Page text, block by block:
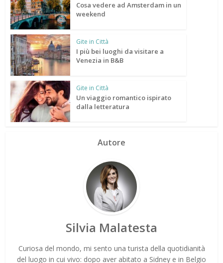
Cosa vedere ad Amsterdam in un
weekend
Gite in Città
I più bei luoghi da visitare a
Venezia in B&B
Gite in Città
Un viaggio romantico ispirato
dalla letteratura
Autore
Silvia Malatesta
Curiosa del mondo, mi sento una turista della quotidianità
del luogo in cui vivo: dopo aver abitato a Sidney e in Belgio